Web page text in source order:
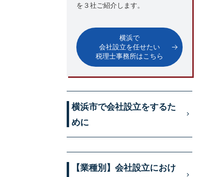
を３社ご紹介します。
横浜で
会社設立を任せたい
税理士事務所はこちら
横浜市で会社設立をするた
めに
【業種別】会社設立におけ